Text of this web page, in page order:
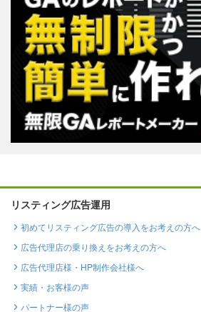
リスティング広告運用
初めてリスティング広告の導入をお考えの方へ
広告代理店の乗り換えをお考えの方へ
広告代理店様・HP制作会社様へ
実績・お客様の声
パートナー様の声